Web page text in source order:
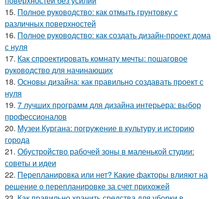
15. Полное руководство: как отмыть грунтовку с
различных поверхностей
16. Полное руководство: как создать дизайн-проект дома
с нуля
17. Как спроектировать комнату мечты: пошаговое
руководство для начинающих
18. Основы дизайна: как правильно создавать проект с
нуля
19. 7 лучших программ для дизайна интерьера: выбор
профессионалов
20. Музеи Кургана: погружение в культуру и историю
города
21. Обустройство рабочей зоны в маленькой студии:
советы и идеи
22. Перепланировка или нет? Какие факторы влияют на
решение о перепланировке за счет прихожей